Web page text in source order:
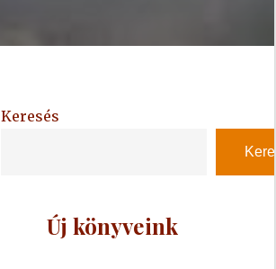
Keresés
Új könyveink